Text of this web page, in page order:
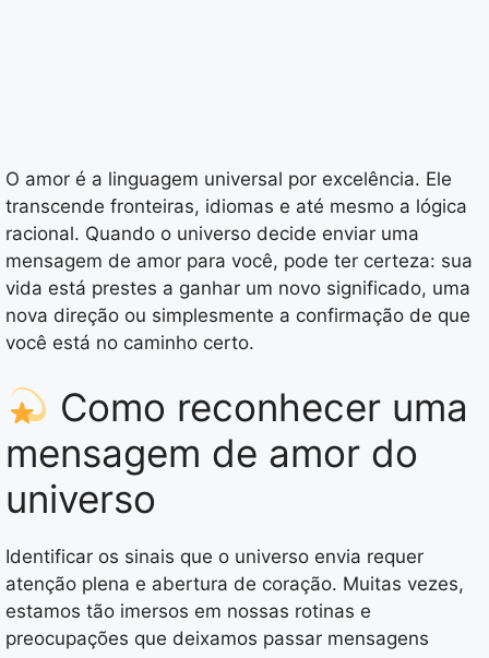
O amor é a linguagem universal por excelência. Ele
transcende fronteiras, idiomas e até mesmo a lógica
racional. Quando o universo decide enviar uma
mensagem de amor para você, pode ter certeza: sua
vida está prestes a ganhar um novo significado, uma
nova direção ou simplesmente a confirmação de que
você está no caminho certo.
Como reconhecer uma
mensagem de amor do
universo
Identificar os sinais que o universo envia requer
atenção plena e abertura de coração. Muitas vezes,
estamos tão imersos em nossas rotinas e
preocupações que deixamos passar mensagens